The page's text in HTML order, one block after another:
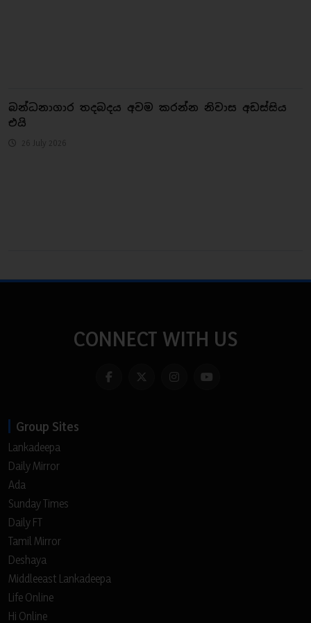
බන්ධනාගාර තදබදය අවම කරන්න නිවාස අඩස්සිය
එයි
26 July 2026
CONNECT WITH US
Group Sites
Lankadeepa
Daily Mirror
Ada
Sunday Times
Daily FT
Tamil Mirror
Deshaya
Middleeast Lankadeepa
Life Online
Hi Online